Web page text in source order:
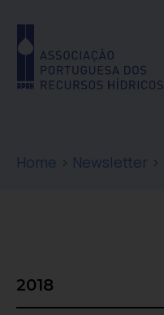
Home > Newsletter >
2018